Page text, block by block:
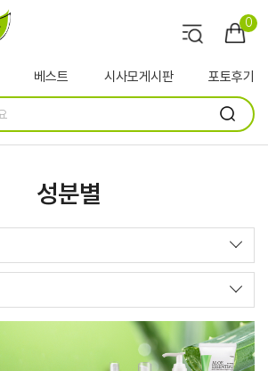
0
베스트 시사모게시판 포토후기
성분별